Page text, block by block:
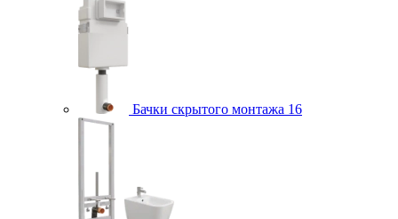
Бачки скрытого монтажа 16